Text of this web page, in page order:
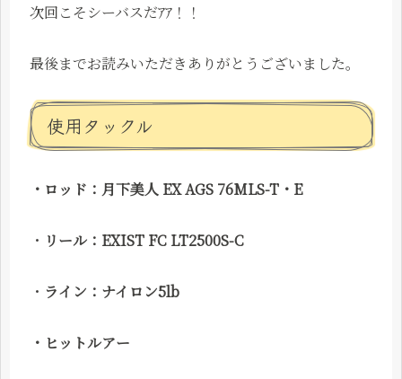
次回こそシーバスだｱｱ！！
最後までお読みいただきありがとうございました。
使用タックル
・ロッド：月下美人 EX AGS 76MLS-T・E
・ リール： EXIST FC LT2500S-C
・ ライン：ナイロン5lb
・ヒットルアー